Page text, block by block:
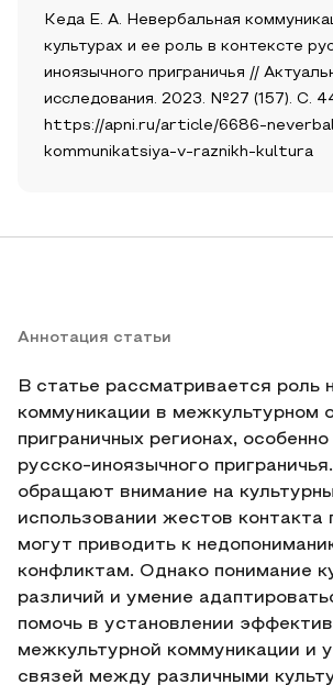
Кеда Е. А. Невербальная
культурах и ее роль в контексте
иноязычного приграничья //
исследования. 2023. №27 (157). С.
https://apni.ru/article/6686-
kommunikatsiya-v-raznikh-kultura
Аннотация статьи
В статье рассматривается роль
коммуникации в межкультурном
приграничных регионах,
русско-иноязычного
обращают внимание на
использовании жестов контакта
могут приводить к
конфликтам. Однако понимание
различий и умение
помочь в установлении
межкультурной коммуникации и
связей между различными